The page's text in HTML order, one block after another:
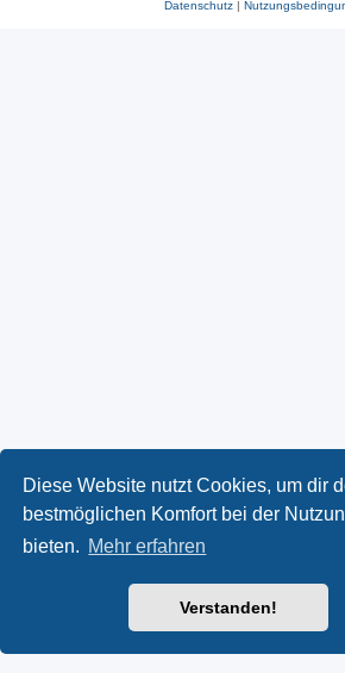
Diese Website nutzt Cookies, um dir
bestmöglichen Komfort bei der
bieten. Mehr erfahren
Verstanden!
Datenschutz|